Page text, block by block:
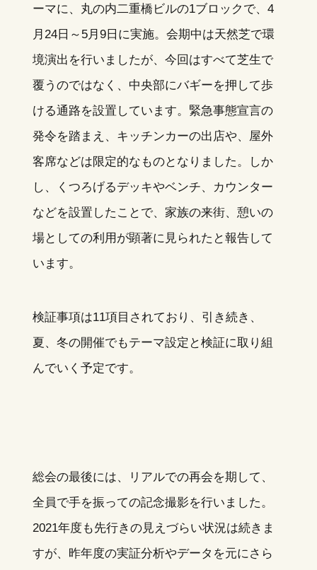
ーマに、丸の内二重橋ビルの1ブロックで、4
月24日～5月9日に実施。会期中は天然芝で環
境演出を行いましたが、今回はすべて芝生で
覆うのではなく、中央部にバギーを押して歩
ける通路を設置しています。緊急事態宣言の
発令を踏まえ、キッチンカーの出店や、屋外
客席などは限定的なものとなりました。しか
し、くつろげるデッキやベンチ、カウンター
などを設置したことで、家族の来街、憩いの
場としての利用が顕著に見られたと報告して
います。
検証事項は11項目されており、引き続き、
夏、冬の開催でもテーマ設定と検証に取り組
んでいく予定です。
総会の最後には、リアルでの再会を期して、
全員で手を振っての記念撮影を行いました。
2021年度も先行きの見えづらい状況は続きま
すが、昨年度の実証分析やデータを元にさら